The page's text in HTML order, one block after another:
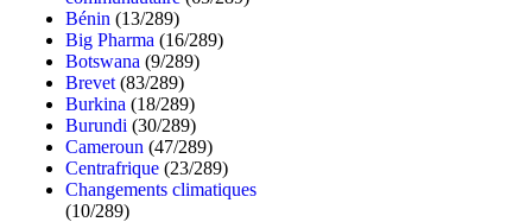
Bénin (13/289)
Big Pharma (16/289)
Botswana (9/289)
Brevet (83/289)
Burkina (18/289)
Burundi (30/289)
Cameroun (47/289)
Centrafrique (23/289)
Changements climatiques
(10/289)